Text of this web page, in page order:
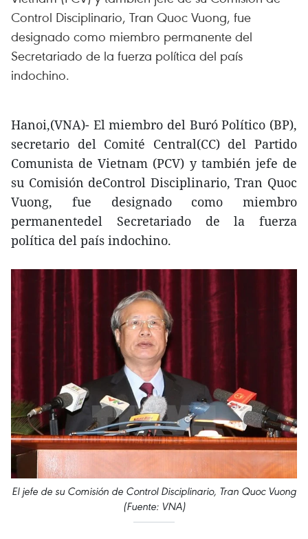
Control Disciplinario, Tran Quoc Vuong, fue
designado como miembro permanente del
Secretariado de la fuerza política del país
indochino.
Hanoi,(VNA)- El miembro del Buró Político (BP),
secretario del Comité Central(CC) del Partido
Comunista de Vietnam (PCV) y también jefe de
su Comisión deControl Disciplinario, Tran Quoc
Vuong, fue designado como miembro
permanentedel Secretariado de la fuerza
política del país indochino.
El jefe de su Comisión de Control Disciplinario, Tran Quoc Vuong
(Fuente: VNA)